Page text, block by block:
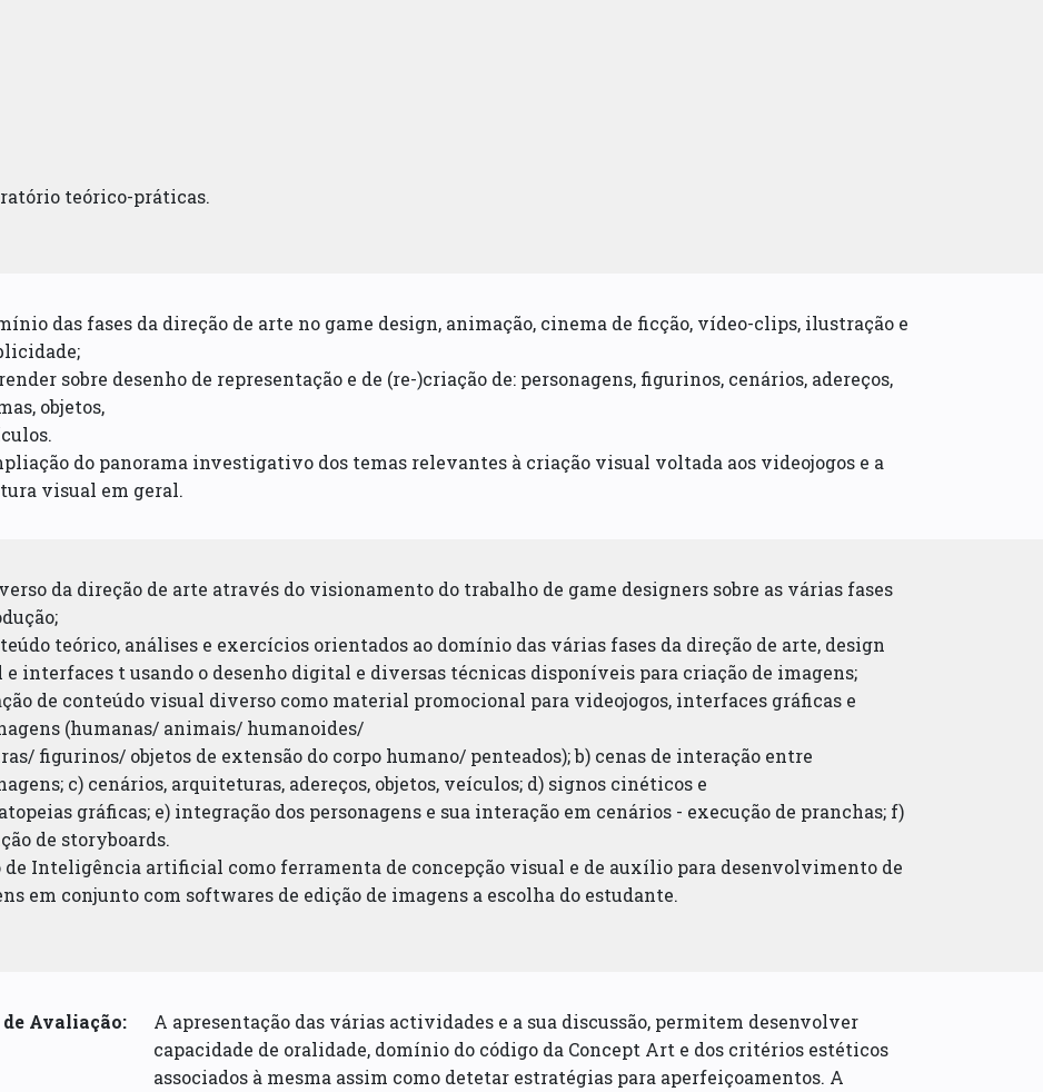
teórico-práticas.
das fases da direção de arte no game design, animação, cinema de ficção, vídeo-clips, ilustração e
sobre desenho de representação e de (re-)criação de: personagens, figurinos, cenários, adereços,
objetos,
do panorama investigativo dos temas relevantes à criação visual voltada aos videojogos e a
visual em geral.
da direção de arte através do visionamento do trabalho de game designers sobre as várias fases
teórico, análises e exercícios orientados ao domínio das várias fases da direção de arte, design
e interfaces t usando o desenho digital e diversas técnicas disponíveis para criação de imagens;
de conteúdo visual diverso como material promocional para videojogos, interfaces gráficas e
(humanas/ animais/ humanoides/
figurinos/ objetos de extensão do corpo humano/ penteados); b) cenas de interação entre
c) cenários, arquiteturas, adereços, objetos, veículos; d) signos cinéticos e
gráficas; e) integração dos personagens e sua interação em cenários - execução de pranchas; f)
de storyboards.
de Inteligência artificial como ferramenta de concepção visual e de auxílio para desenvolvimento de
em conjunto com softwares de edição de imagens a escolha do estudante.
Avaliação:
A apresentação das várias actividades e a sua discussão, permitem desenvolver
capacidade de oralidade, domínio do código da Concept Art e dos critérios estéticos
associados à mesma assim como detetar estratégias para aperfeiçoamentos. A